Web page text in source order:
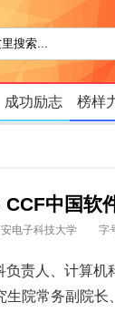
成功励志 榜样
中国软
电子科技大学 字
责人、计算机
院常务副院长